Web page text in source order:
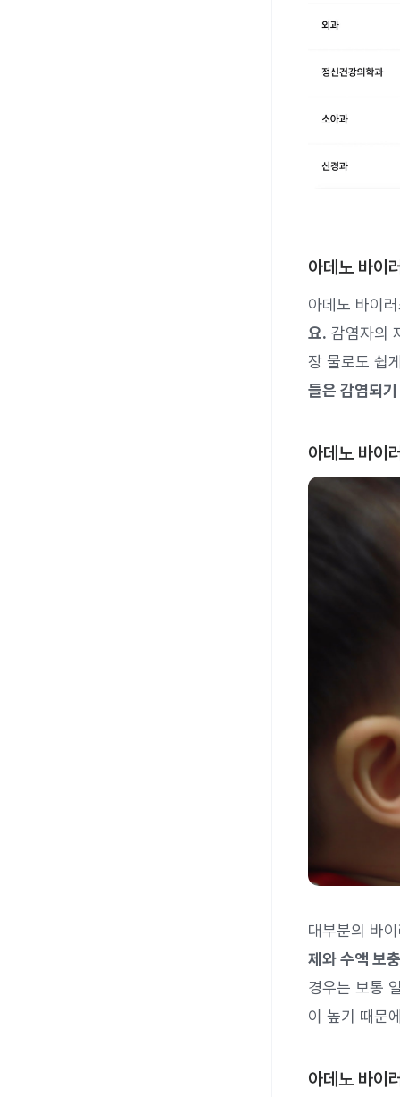
아데노 바이
아데노 바이
요. 감염자의
장 물로도 쉽
들은 감염되
아데노 바이
대부분의 바
제와 수액 보
경우는 보통
이 높기 때문
아데노 바이